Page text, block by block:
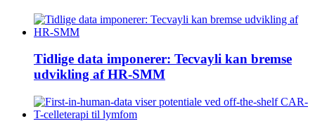
Tidlige data imponerer: Tecvayli kan bremse
udvikling af HR-SMM